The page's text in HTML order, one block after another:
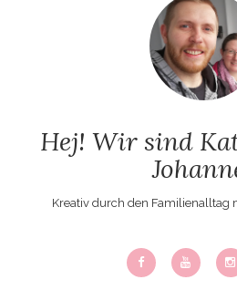
Hej! Wir sind
Kreativ durch den Familienalltag